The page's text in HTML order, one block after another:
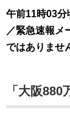
午前11時03分
／緊急速報メ
ではありませ
「大阪